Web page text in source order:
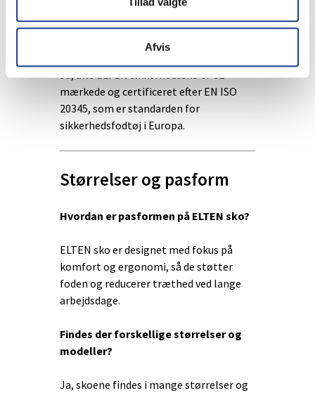
Afvis
ESD-beskyttelse og høj fleksibilitet.
Lever skoene op til standarder?
Ja, alle ELTEN sikkerhedssko er CE-
mærkede og certificeret efter EN ISO
20345, som er standarden for
sikkerhedsfodtøj i Europa.
Størrelser og pasform
Hvordan er pasformen på ELTEN sko?
ELTEN sko er designet med fokus på
komfort og ergonomi, så de støtter
foden og reducerer træthed ved lange
arbejdsdage.
Findes der forskellige størrelser og
modeller?
Ja, skoene findes i mange størrelser og